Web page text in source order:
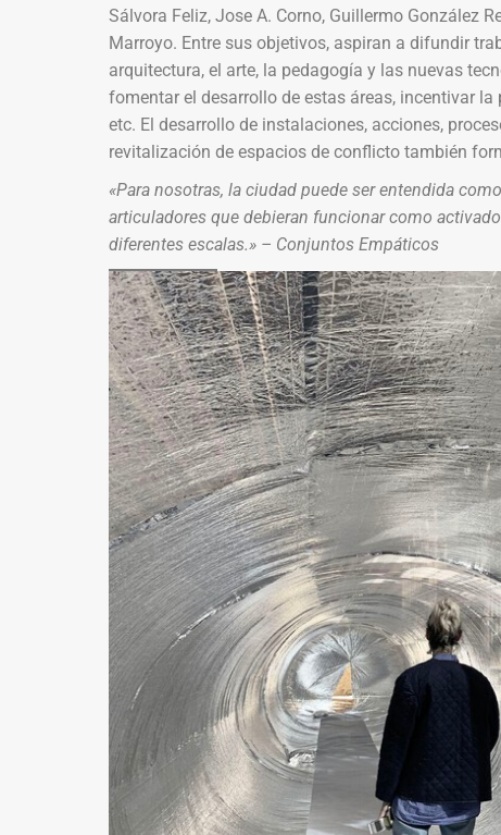
Sálvora Feliz, Jose A. Corno, Guillermo González
Marroyo. Entre sus objetivos, aspiran a difundir
arquitectura, el arte, la pedagogía y las nuevas
fomentar el desarrollo de estas áreas, incentivar
etc. El desarrollo de instalaciones, acciones,
revitalización de espacios de conflicto también
«Para nosotras, la ciudad puede ser entendida
articuladores que debieran funcionar como
diferentes escalas.» – Conjuntos Empáticos